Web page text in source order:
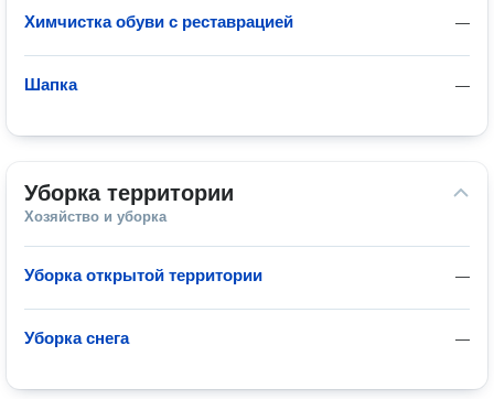
—
Химчистка обуви с реставрацией
—
Шапка
Уборка территории
Хозяйство и уборка
—
Уборка открытой территории
—
Уборка снега